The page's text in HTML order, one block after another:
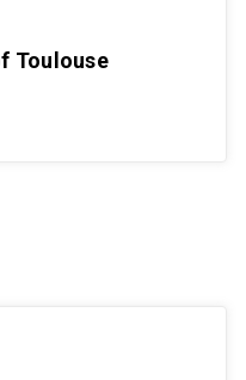
Toulouse